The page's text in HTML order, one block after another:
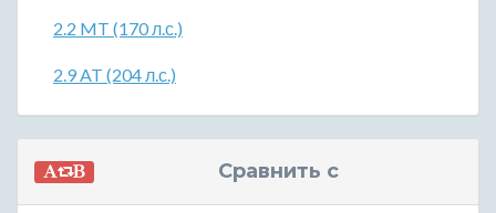
2.2 MT (170 л.с.)
2.9 AT (204 л.с.)
Сравнить с